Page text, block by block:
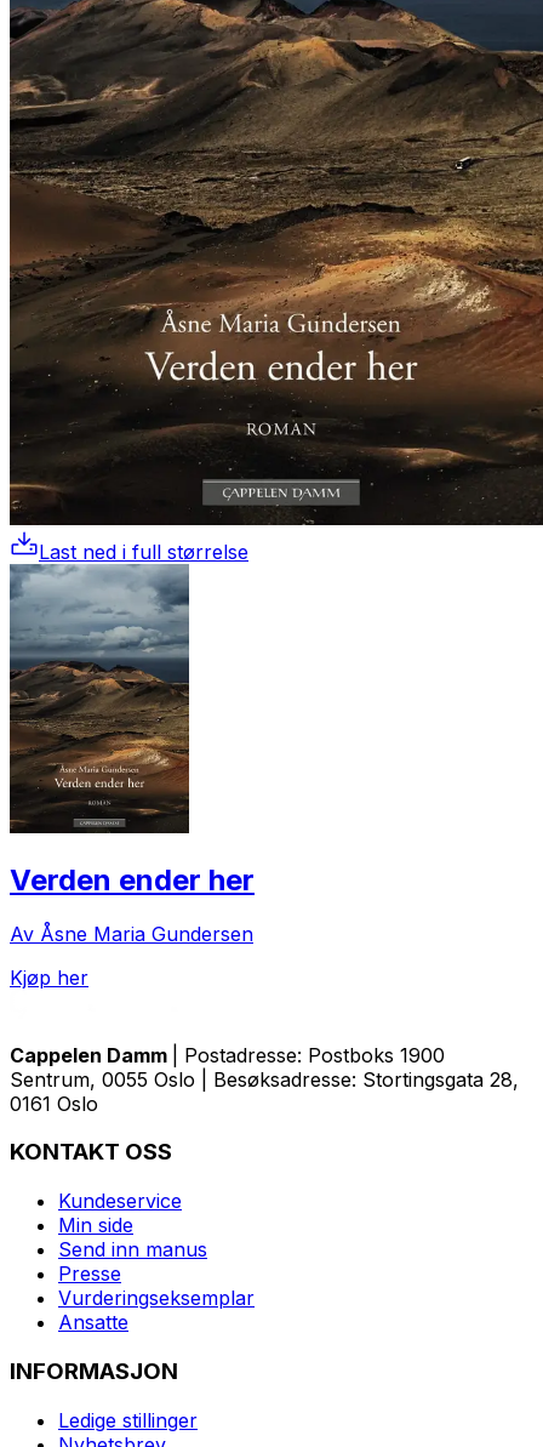
Last ned i full størrelse
Verden ender her
Av Åsne Maria Gundersen
Kjøp her
Cappelen Damm
| Postadresse: Postboks 1900
Sentrum, 0055 Oslo | Besøksadresse: Stortingsgata 28,
0161 Oslo
KONTAKT OSS
Kundeservice
Min side
Send inn manus
Presse
Vurderingseksemplar
Ansatte
INFORMASJON
Ledige stillinger